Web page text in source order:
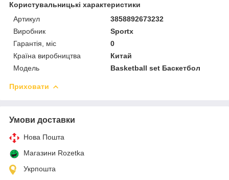
Користувальницькі характеристики
Артикул
3858892673232
Виробник
Sportx
Гарантія, міс
0
Країна виробництва
Китай
Мoдель
Basketball set Баскетбол
Приховати
Умови доставки
Нова Пошта
Магазини Rozetka
Укрпошта